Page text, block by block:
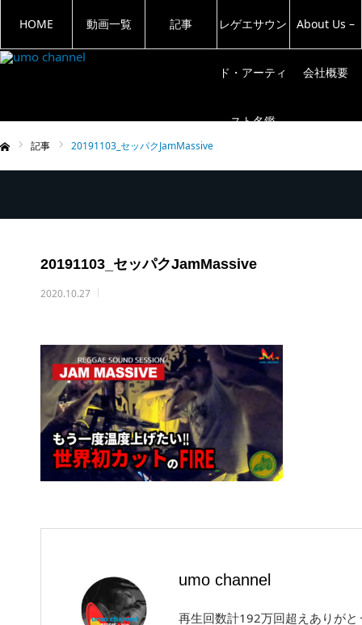
HOME 動画一覧 記事 レゲエサウン
ド・アーティ
スト名鑑
About Us –
会社概要
記事 20191103_セッパクJamMassive
20191103_セッパクJamMassive
2020.10.27
umo channel
再生回数計192万回超えありが